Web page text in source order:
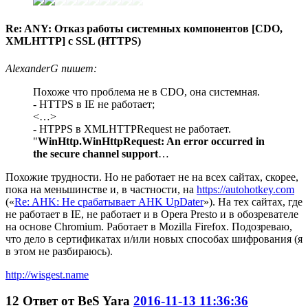
Re: ANY: Отказ работы системных компонентов [CDO,
XMLHTTP] с SSL (HTTPS)
AlexanderG пишет:
Похоже что проблема не в CDO, она системная.
- HTTPS в IE не работает;
<…>
- HTPPS в XMLHTTPRequest не работает.
"WinHttp.WinHttpRequest: An error occurred in
the secure channel support…
Похожие трудности. Но не работает не на всех сайтах, скорее,
пока на меньшинстве и, в частности, на https://autohotkey.com
(«Re: AHK: Не срабатывает AHK UpDater»). На тех сайтах, где
не работает в IE, не работает и в Opera Presto и в обозревателе
на основе Chromium. Работает в Mozilla Firefox. Подозреваю,
что дело в сертификатах и/или новых способах шифрования (я
в этом не разбираюсь).
http://wisgest.name
12 Ответ отBeS Yara 2016-11-13 11:36:36